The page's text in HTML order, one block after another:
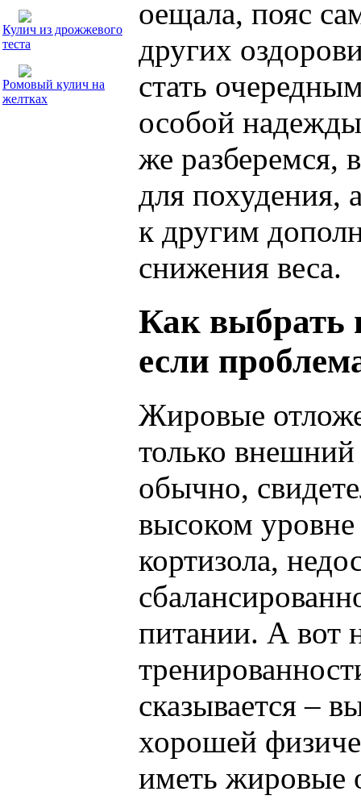
Кулич из дрожжевого
теста
Ромовый кулич на
желтках
оещала, пояс
других
стать
особой
же разберемся,
для похудения,
к другим
снижения веса.
Как выбрать
если
Жировые
только
обычно,
высоком уровне
кортизола,
питании. А вот
сказывается –
хорошей
иметь жировые